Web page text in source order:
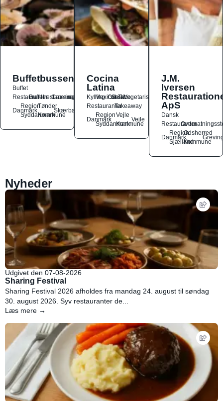
Buffetbussen
Buffet
Restauranter
Buffetrestauranter
Catering
Danmark
Region
Syddanmark
Tønder
Kommune
Skærbæk
Cocina
Latina
Kylling
Mexicansk
OstSalat
TacoVegetarisk
RestauranterTakeaway
Danmark
Region
Syddanmark
Vejle
Kommune
Vejle
J.M.
Iversen
ApS
Dansk
Restauranter
Danmark
Region
Sjælland
Odsherred
Kommune
Nyheder
Udgivet den 07-08-2026
Sharing Festival
Sharing Festival 2026 afholdes fra mandag 24. august til søndag
30. august 2026. Syv restauranter de...
Læs mere →